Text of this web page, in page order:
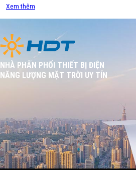
Xem thêm
NHÀ PHÂN PHỐI THIẾT BỊ ĐIỆN
NĂNG LƯỢNG MẶT TRỜI UY TÍN